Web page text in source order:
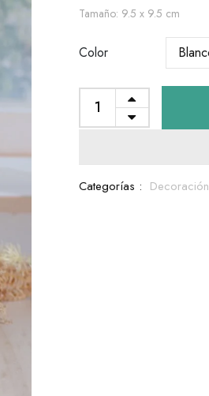
Tamaño: 9.5 x 9.5 cm
Color
Categorías :